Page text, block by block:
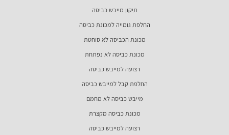
תיקון מייבש כביסה
החלפת גומייה למכונת כביסה
מכונת הכביסה לא סוחטת
מכונת כביסה לא נפתחת
רצועה למייבש כביסה
החלפת קבל למייבש כביסה
מייבש כביסה לא מחמם
מכונת כביסה מקצרת
רצועה למייבש כביסה